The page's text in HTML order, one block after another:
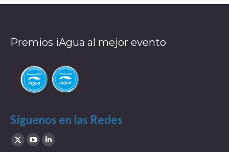
Premios iAgua al mejor evento
Síguenos en las Redes
Find us on:
X
YouTubeLinkedin